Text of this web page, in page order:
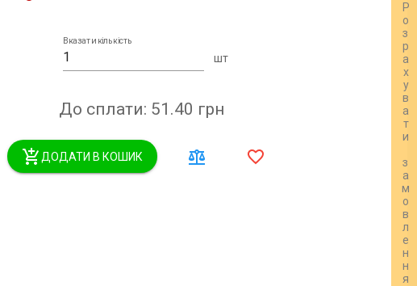
Розрахувати замовлення
Вказати кількість
шт
До сплати: 51.40 грн
ДОДАТИ В КОШИК